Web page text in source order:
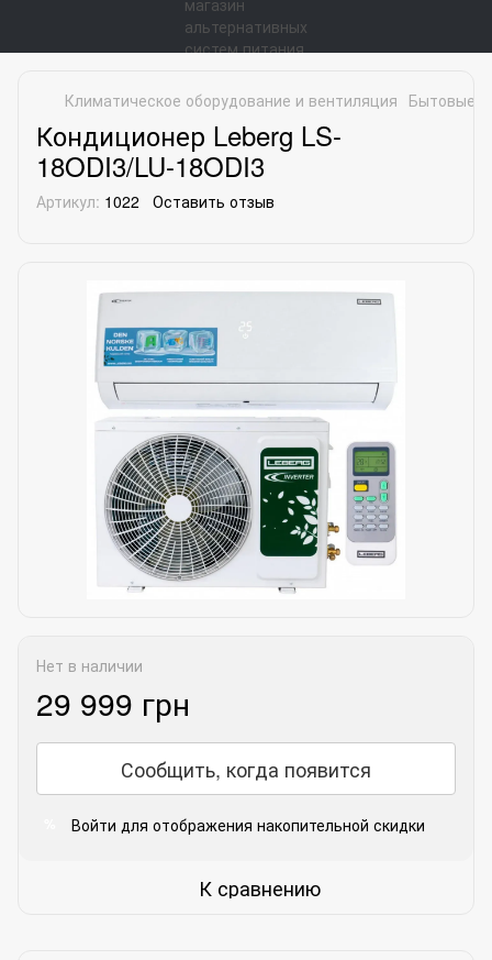
Климатическое оборудование и вентиляция Бытовые
Кондиционер Leberg LS-
18ODI3/LU-18ODI3
Артикул: 1022 Оставить отзыв
Нет в наличии
29 999 грн
Сообщить, когда появится
Войти для отображения накопительной скидки
К сравнению